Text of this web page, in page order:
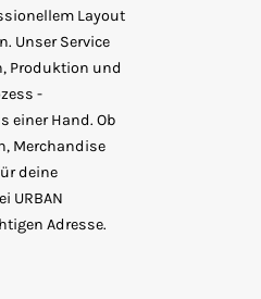
Layout
Unser Service
Produktion und
-
einer Hand. Ob
Merchandise
deine
URBAN
Adresse.